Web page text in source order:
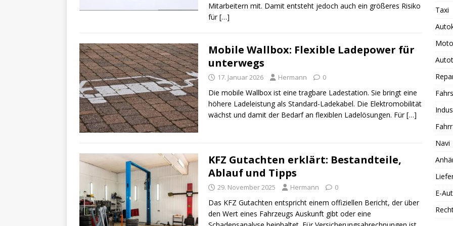
Mitarbeitern mit. Damit entsteht jedoch auch ein größeres Risiko
für[…]
Mobile Wallbox: Flexible Ladepower für
unterwegs
17. Januar 2026 Hermann 0
Die mobile Wallbox ist eine tragbare Ladestation. Sie bringt eine
höhere Ladeleistung als Standard-Ladekabel. Die Elektromobilität
wächst und damit der Bedarf an flexiblen Ladelösungen. Für[…]
KFZ Gutachten erklärt: Bestandteile,
Ablauf und Tipps
29. November 2025 Hermann 0
Das KFZ Gutachten entspricht einem offiziellen Bericht, der über
den Wert eines Fahrzeugs Auskunft gibt oder eine
Taxi
Navi
E-